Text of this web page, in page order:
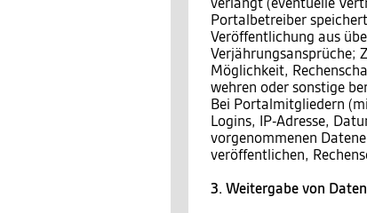
Portalbetreiber
Veröffentlichung aus
Verjährungsansprüche;
Möglichkeit,
wehren oder sonstige
Bei Portalmitgliedern
Logins, IP-Adresse,
vorgenommenen
veröffentlichen,
3. Weitergabe von Daten